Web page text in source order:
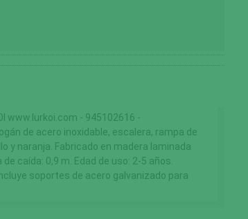
www.lurkoi.com - 945102616 -
de acero inoxidable, escalera, rampa de
y naranja. Fabricado en madera laminada
caída: 0,9 m. Edad de uso: 2-5 años.
soportes de acero galvanizado para